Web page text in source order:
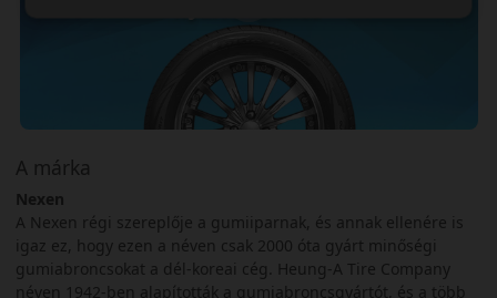
A márka
Nexen
A Nexen régi szereplője a gumiiparnak, és annak ellenére is
igaz ez, hogy ezen a néven csak 2000 óta gyárt minőségi
gumiabroncsokat a dél-koreai cég. Heung-A Tire Company
néven 1942-ben alapították a gumiabroncsgyártót, és a több